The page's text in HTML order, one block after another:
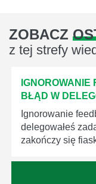
ZOBACZ
z tej strefy
BŁĄD W
Ignorowanie
delegowałeś
zakończy się